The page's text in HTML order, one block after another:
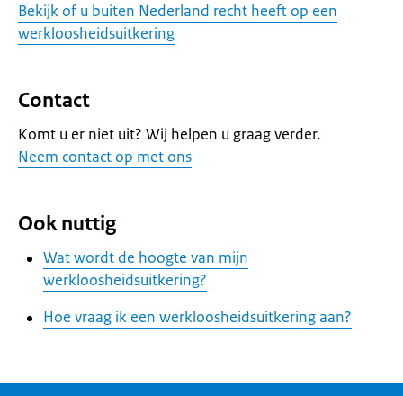
Bekijk of u buiten Nederland recht heeft op een
werkloosheidsuitkering
Contact
Komt u er niet uit? Wij helpen u graag verder.
Neem contact op met ons
Ook nuttig
Wat wordt de hoogte van mijn
werkloosheidsuitkering?
Hoe vraag ik een werkloosheidsuitkering aan?